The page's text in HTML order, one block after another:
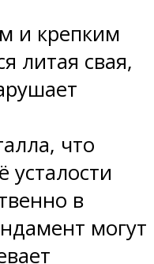
и крепким
литая свая,
что
усталости
в
могут